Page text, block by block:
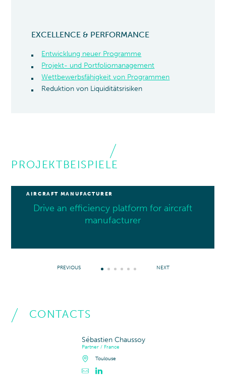
EXCELLENCE & PERFORMANCE
Entwicklung neuer Programme
Projekt- und Portfoliomanagement
Wettbewerbsfähigkeit von Programmen
Reduktion von Liquiditätsrisiken
PROJEKTBEISPIELE
AIRCRAFT MANUFACTURER
Drive an efficiency platform for aircraft
manufacturer
PREVIOUS NEXT
CONTACTS
Sébastien Chaussoy
Partner / France
Toulouse
Contacter Sébastien Chaussoy